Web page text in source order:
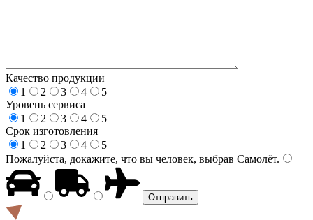
Качество продукции
1
2 3 4
5
Уровень сервиса
1
2 3 4
5
Срок изготовления
1
2 3 4
5
Пожалуйста, докажите, что вы человек, выбрав Самолёт.